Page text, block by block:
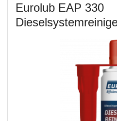
Eurolub EAP 330